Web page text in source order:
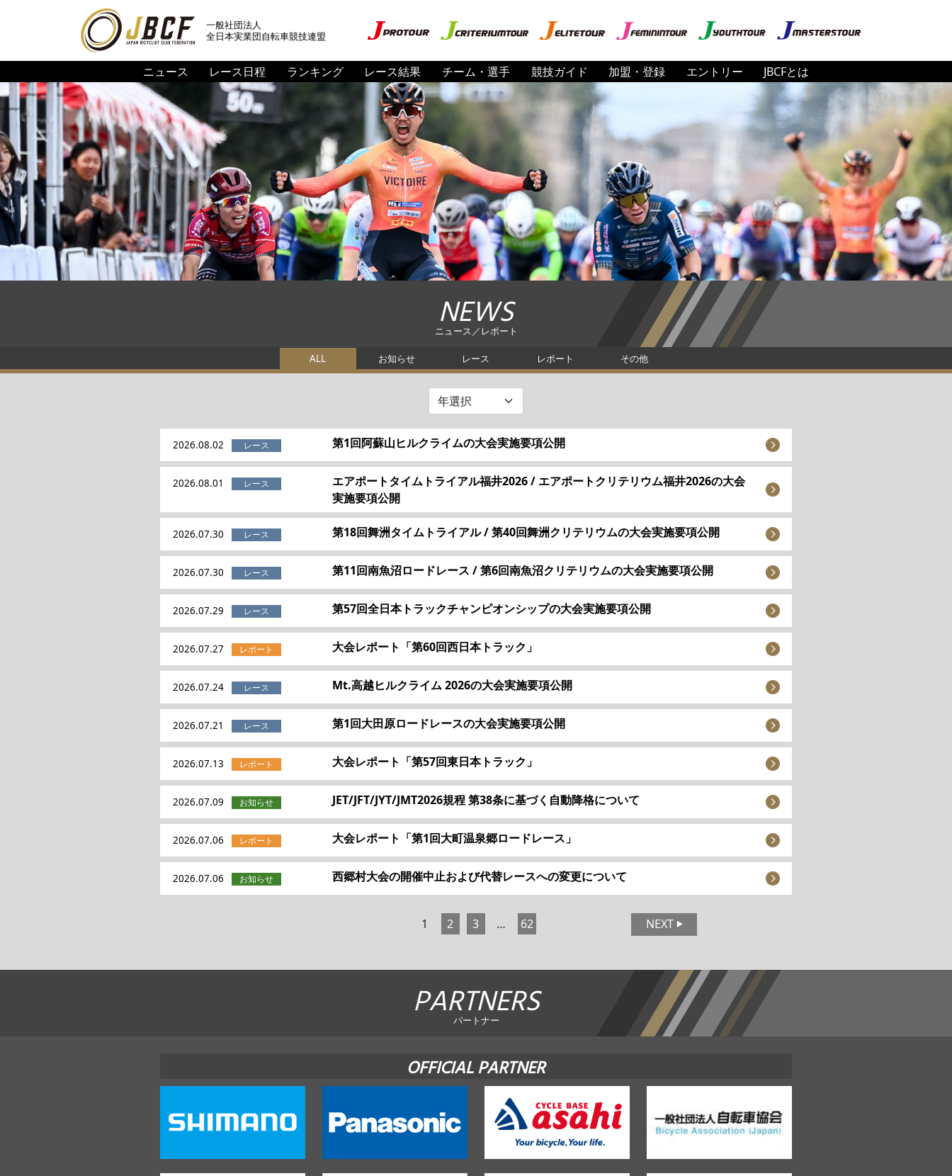
一般社団法人
全日本実業団自転車競技連盟
ニュース レース日程 ランキング レース結果 チーム・選手 競技ガイド 加盟・登録 エントリー JBCFとは
NEWS
ニュース／レポート
ALL お知らせ レース レポート その他
2026.08.02 第1回阿蘇山ヒルクライムの大会実施要項公開
2026.08.01
エアポートタイムトライアル福井2026 / エアポートクリテリウム福井2026の大会
実施要項公開
2026.07.30 第18回舞洲タイムトライアル / 第40回舞洲クリテリウムの大会実施要項公開
2026.07.30 第11回南魚沼ロードレース / 第6回南魚沼クリテリウムの大会実施要項公開
2026.07.29 第57回全日本トラックチャンピオンシップの大会実施要項公開
2026.07.27 大会レポート「第60回西日本トラック」
2026.07.24 Mt.高越ヒルクライム 2026の大会実施要項公開
2026.07.21 第1回大田原ロードレースの大会実施要項公開
2026.07.13 大会レポート「第57回東日本トラック」
2026.07.09 JET/JFT/JYT/JMT2026規程 第38条に基づく自動降格について
2026.07.06 大会レポート「第1回大町温泉郷ロードレース」
2026.07.06 西郷村大会の開催中止および代替レースへの変更について
1 2 3 … 62 NEXT
PARTNERS
パートナー
OFFICIAL PARTNER